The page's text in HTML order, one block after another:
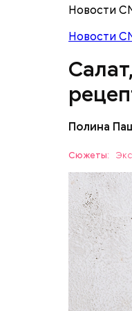
Новости
Новости
Полина
Сюжеты:
ЕДА
— В
— В